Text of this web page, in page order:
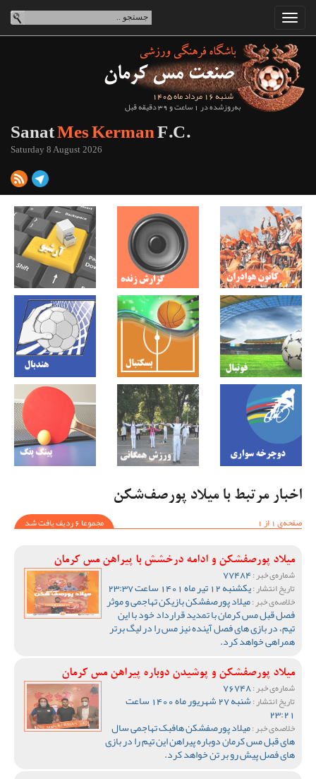
شنبه 16 مرداد ماه 1405
به‌روزشده در 1 ساعت و 39 دقیقه قبل
SanatMes KermanF.C.
Saturday 8 August 2026
اخبار مرتبط با میلاد پورصف‌شکن
صفحه‌ی 1 از 1
مجموعا 6 ردیف یافت شد
میلاد پورصفشکن و ادامه درخشش با پیراهن مس کرمان
شماره‌ی خبر :
تاریخ انتشار :یکشنبه 12 تیر ماه 1401 ساعت 23:37
خلاصه‌ی خبر :میلاد پورصفشکن بازیکن تهاجمی و موثر
فصل قبل مس کرمان با تمدید قرارداد خود با این
تیم، در بازی های فصل آینده نیز مس را در لیگ برتر
همراهی خواهد کرد.
میلاد پورصفشکن و پوشیدن دوباره پیراهن مس کرمان
شماره‌ی خبر :
تاریخ انتشار : شنبه 27 شهریور ماه 1400 ساعت
23:21
خلاصه‌ی خبر :میلاد پورصفشکن هافبک تهاجمی سال
های قبل مس کرمان دوباره پیراهن این تیم را در بازی
های فصل پیش رو بر تن خواهد کرد.